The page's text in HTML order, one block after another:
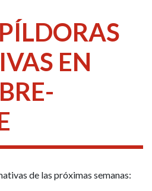
EN
de las próximas semanas: